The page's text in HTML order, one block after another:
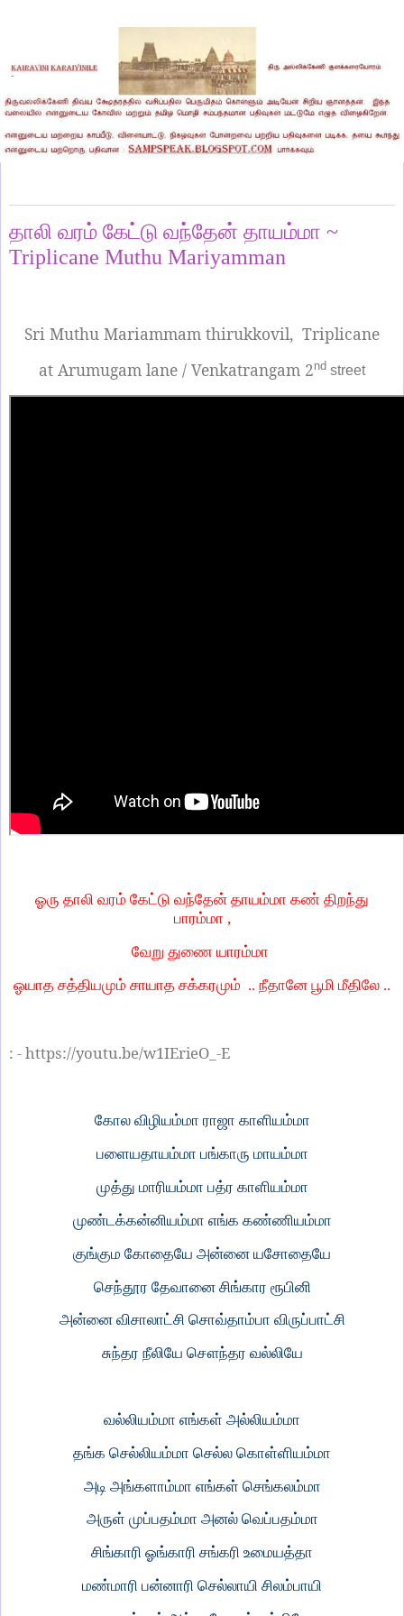
தாலி வரம் கேட்டு வந்தேன் தாயம்மா ~
Triplicane Muthu Mariyamman
Sri Muthu Mariammam thirukkovil, Triplicane
at Arumugam lane / Venkatrangam 2nd street
ஓரு தாலி வரம் கேட்டு வந்தேன் தாயம்மா கண் திறந்து
பாரம்மா ,
வேறு துணை யாரம்மா
ஓயாத சத்தியமும் சாயாத சக்கரமும் .. நீதானே பூமி மீதிலே ..
: - https://youtu.be/w1IErieO_-E
கோல விழியம்மா ராஜா காளியம்மா
பளையதாயம்மா பங்காரு மாயம்மா
முத்து மாரியம்மா பத்ர காளியம்மா
முண்டக்கன்னியம்மா எங்க கண்ணியம்மா
குங்கும கோதையே அன்னை யசோதையே
செந்தூர தேவானை சிங்கார ரூபினி
அன்னை விசாலாட்சி சொவ்தாம்பா விருப்பாட்சி
சுந்தர நீலியே சௌந்தர வல்லியே
வல்லியம்மா எங்கள் அல்லியம்மா
தங்க செல்லியம்மா செல்ல கொள்ளியம்மா
அடி அங்களாம்மா எங்கள் செங்கலம்மா
அருள் முப்பதம்மா அனல் வெப்பதம்மா
சிங்காரி ஓங்காரி சங்கரி உமையத்தா
மண்மாரி பன்னாரி செல்லாயி சிலம்பாயி